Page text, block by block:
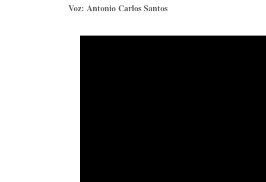
Voz: Antonio Carlos Santos